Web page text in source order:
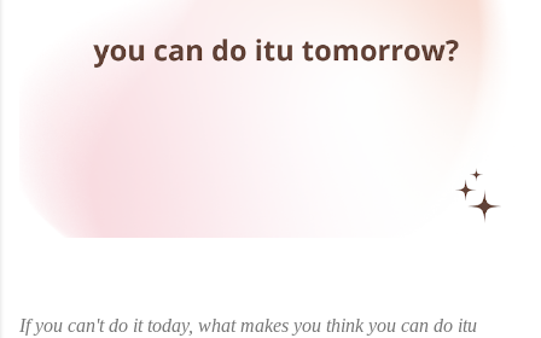
If you can't do it today, what makes you think you can do itu